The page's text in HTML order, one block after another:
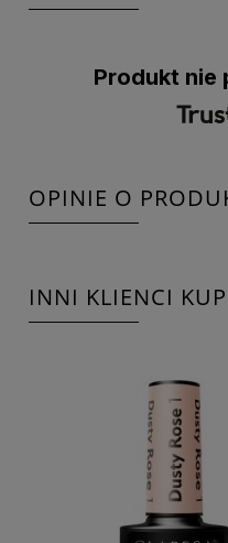
Produkt nie
OPINIE O
INNI KLIENCI